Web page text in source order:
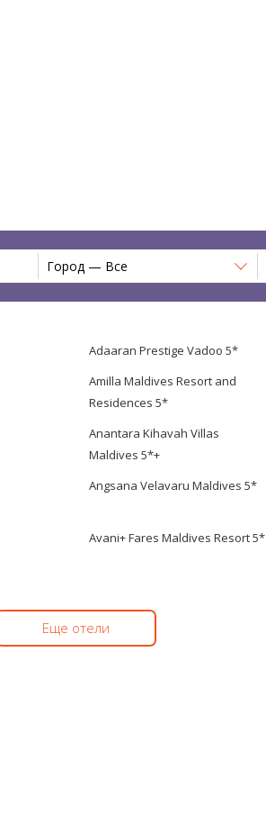
Город — Все
Adaaran Prestige Vadoo 5*
Amilla Maldives Resort and
Residences 5*
Anantara Kihavah Villas
Maldives 5*+
Angsana Velavaru Maldives 5*
Avani+ Fares Maldives Resort 5*
Еще отели